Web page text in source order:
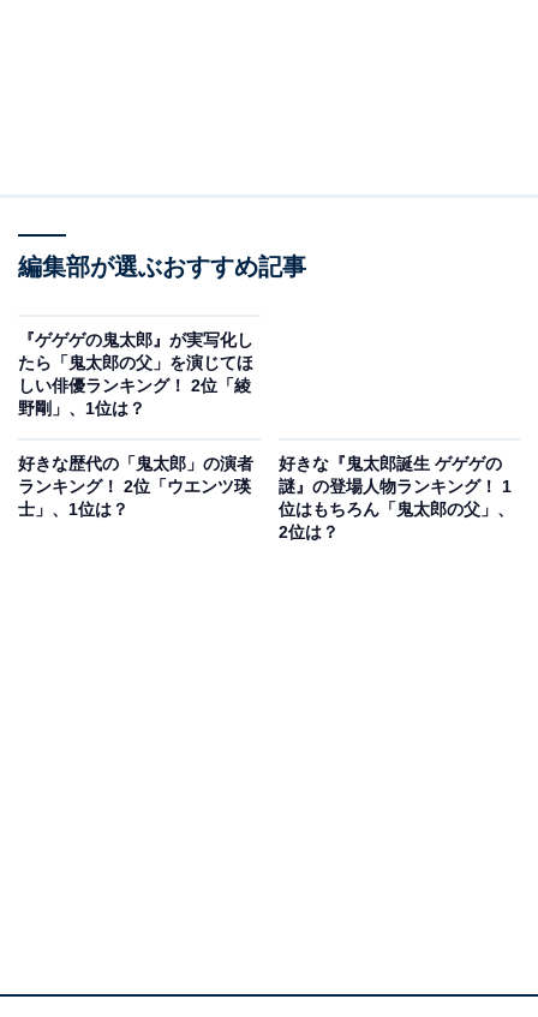
が少しずつ異なっていますが、それでも、妖怪と人間の
り、幅広い世代から人気でした。
回答者コメントからは、「やはり主人公ですし、初代鬼
近では美少年っぽさと大人びたような感じがとても好き
です」（女性30代／千葉県）、「鬼太郎は，冷静な側面
があるが，仲間思いな部分が見えることがあり，格好い
編集部が選ぶおすすめ記事
『ゲゲゲの鬼太郎』が実写化し
たら「鬼太郎の父」を演じてほ
しい俳優ランキング！ 2位「綾
野剛」、1位は？
好きな歴代の「鬼太郎」の演者
ランキング！ 2位「ウエンツ瑛
士」、1位は？
好きな『鬼太郎誕生 ゲゲゲの
謎』の登場人物ランキング！ 1
位はもちろん「鬼太郎の父」、
2位は？